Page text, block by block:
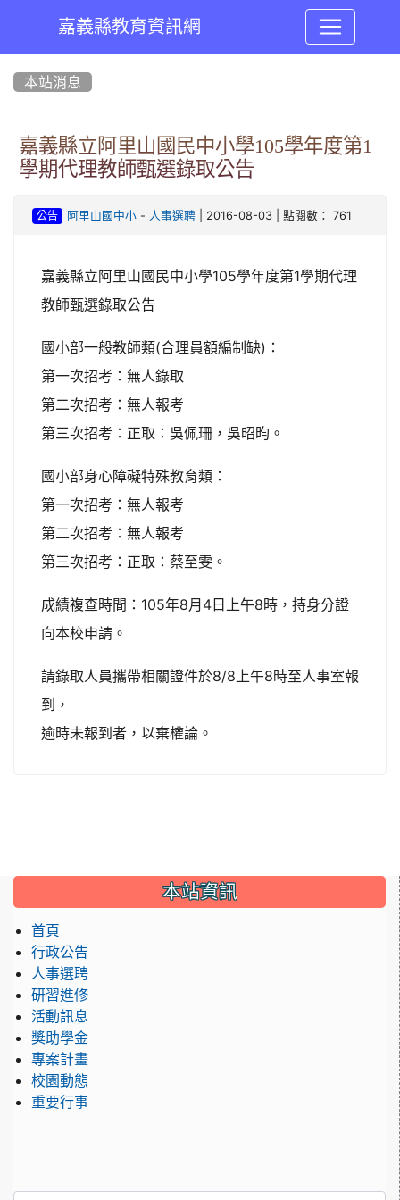
嘉義縣教育資訊網
本站消息
嘉義縣立阿里山國民中小學105學年度第1
學期代理教師甄選錄取公告
公告 阿里山國中小- 人事選聘| 2016-08-03 | 點閱數： 761
嘉義縣立阿里山國民中小學105學年度第1學期代理
教師甄選錄取公告
國小部一般教師類(合理員額編制缺)：
第一次招考：無人錄取
第二次招考：無人報考
第三次招考：正取：吳佩珊，吳昭昀。
國小部身心障礙特殊教育類：
第一次招考：無人報考
第二次招考：無人報考
第三次招考：正取：蔡至雯。
成績複查時間：105年8月4日上午8時，持身分證
向本校申請。
請錄取人員攜帶相關證件於8/8上午8時至人事室報
到，
逾時未報到者，以棄權論。
::: 本站資訊
首頁
行政公告
人事選聘
研習進修
活動訊息
獎助學金
專案計畫
校園動態
重要行事